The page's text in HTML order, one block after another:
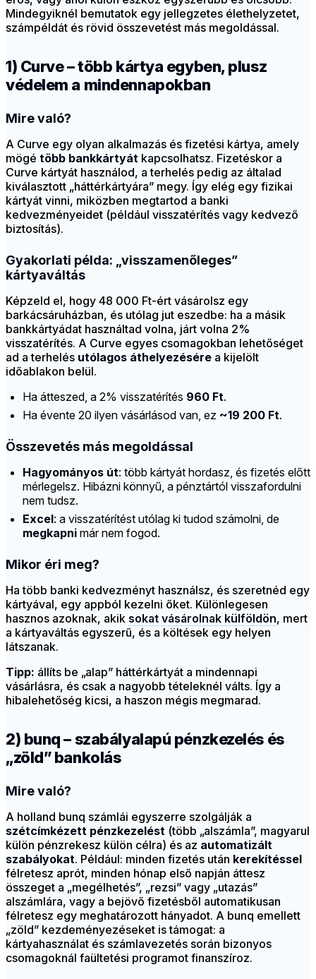
Mindegyiknél bemutatok egy jellegzetes élethelyzetet,
számpéldát és rövid összevetést más megoldással.
1) Curve – több kártya egyben, plusz
védelem a mindennapokban
Mire való?
A Curve egy olyan alkalmazás és fizetési kártya, amely
mögé több bankkártyát kapcsolhatsz. Fizetéskor a
Curve kártyát használod, a terhelés pedig az általad
kiválasztott „háttérkártyára” megy. Így elég egy fizikai
kártyát vinni, miközben megtartod a banki
kedvezményeidet (például visszatérítés vagy kedvező
biztosítás).
Gyakorlati példa: „visszamenőleges”
kártyaváltás
Képzeld el, hogy 48 000 Ft-ért vásárolsz egy
barkácsáruházban, és utólag jut eszedbe: ha a másik
bankkártyádat használtad volna, járt volna 2%
visszatérítés. A Curve egyes csomagokban lehetőséget
ad a terhelés utólagos áthelyezésére a kijelölt
időablakon belül.
Ha átteszed, a 2% visszatérítés 960 Ft.
Ha évente 20 ilyen vásárlásod van, ez ~19 200 Ft.
Összevetés más megoldással
Hagyományos út: több kártyát hordasz, és fizetés előtt
mérlegelsz. Hibázni könnyű, a pénztártól visszafordulni
nem tudsz.
Excel: a visszatérítést utólag ki tudod számolni, de
megkapni már nem fogod.
Mikor éri meg?
Ha több banki kedvezményt használsz, és szeretnéd egy
kártyával, egy appból kezelni őket. Különlegesen
hasznos azoknak, akik sokat vásárolnak külföldön, mert
a kártyaváltás egyszerű, és a költések egy helyen
látszanak.
Tipp: állíts be „alap” háttérkártyát a mindennapi
vásárlásra, és csak a nagyobb tételeknél válts. Így a
hibalehetőség kicsi, a haszon mégis megmarad.
2) bunq – szabályalapú pénzkezelés és
„zöld” bankolás
Mire való?
A holland bunq számlái egyszerre szolgálják a
szétcímkézett pénzkezelést (több „alszámla”, magyarul
külön pénzrekesz külön célra) és az automatizált
szabályokat. Például: minden fizetés után kerekítéssel
félretesz aprót, minden hónap első napján áttesz
összeget a „megélhetés”, „rezsi” vagy „utazás”
alszámlára, vagy a bejövő fizetésből automatikusan
félretesz egy meghatározott hányadot. A bunq emellett
„zöld” kezdeményezéseket is támogat: a
kártyahasználat és számlavezetés során bizonyos
csomagoknál faültetési programot finanszíroz.